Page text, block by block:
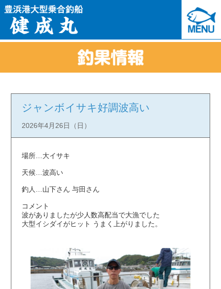
ジャンボイサキ好調波高い
2026年4月26日（日）
場所…大イサキ
天候…波高い
釣人…山下さん 与田さん
コメント
波がありましたが少人数高配当で大漁でした
大型イシダイがヒット うまく上がりました。